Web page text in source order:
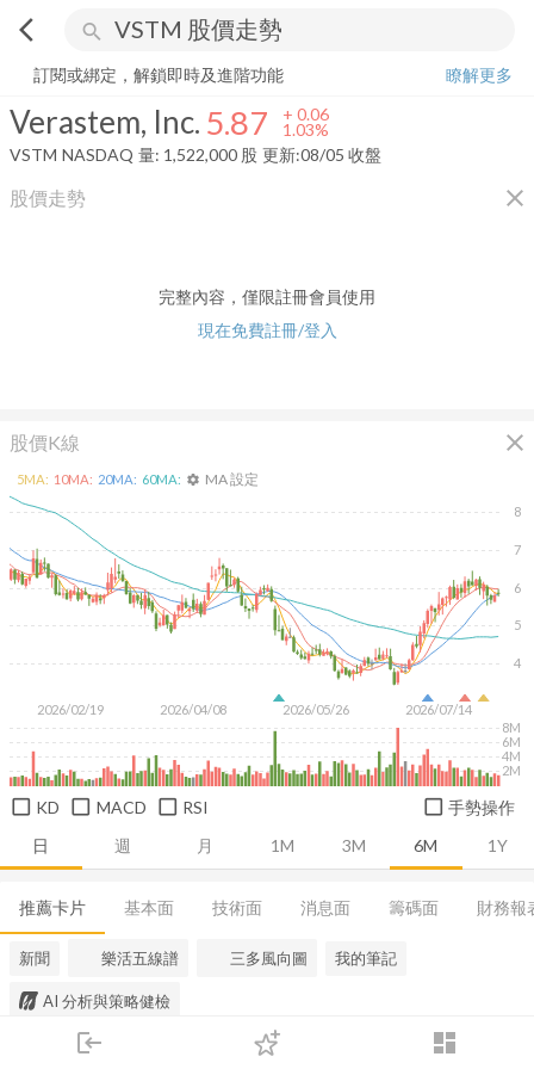
arrow_back_ios search
login dashboard
下單
Verastem, Inc. 5.87 + 1.03%
訂閱或綁定，解鎖即時及進階功能
瞭解更多
Verastem, Inc. 5.87 + 0.06
1.03%
VSTM NASDAQ 量: 1,522,000 股 更新:08/05 收盤
股價走勢 close
完整內容，僅限註冊會員使用
現在免費註冊/登入
股價K線 close
日 週 月 1M 3M 6M 1Y
2026/02/19 2026/04/08 2026/05/26 2026/07/14
4
5
6
7
8
2M
4M
6M
8M
5MA: 10MA: 20MA: 60MA: settings MA 設定
KD MACD RSI 手勢操作
推薦卡片 基本面 技術面 消息面 籌碼面 財務報
新聞 樂活五線譜 三多風向圖 我的筆記
AI 分析與策略健檢